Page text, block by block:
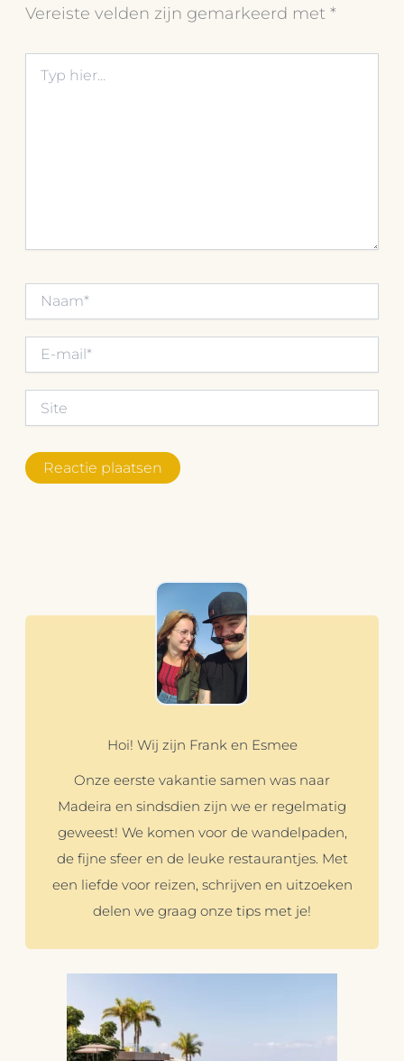
Vereiste velden zijn gemarkeerd met*
hier...
mail*
Hoi! Wij zijn Frank en Esmee
Onze eerste vakantie samen was naar
Madeira en sindsdien zijn we er regelmatig
geweest! We komen voor de wandelpaden,
de fijne sfeer en de leuke restaurantjes. Met
een liefde voor reizen, schrijven en uitzoeken
delen we graag onze tips met je!